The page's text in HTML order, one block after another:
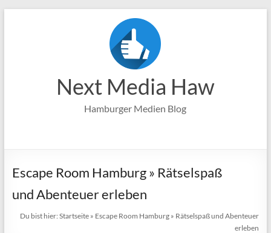
Next Media Haw
Hamburger Medien Blog
Escape Room Hamburg » Rätselspaß
und Abenteuer erleben
Du bist hier:Startseite » Escape Room Hamburg » Rätselspaß und Abenteuer
erleben